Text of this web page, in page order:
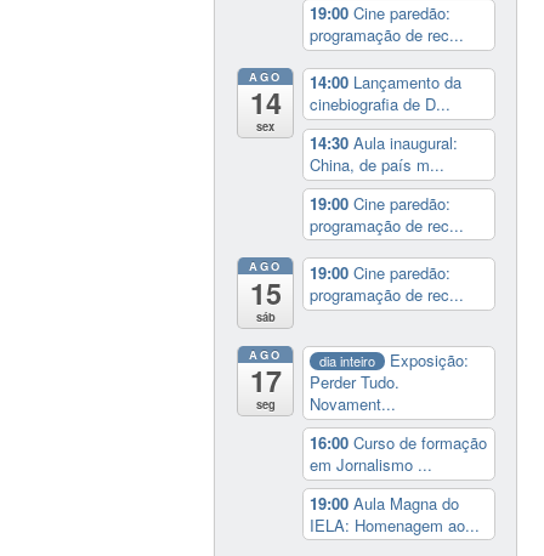
19:00Cine paredão:
programação de rec...
AGO
14
sex
14:00 Lançamento da
cinebiografia de D...
14:30Aula inaugural:
China, de país m...
19:00Cine paredão:
programação de rec...
AGO
15
sáb
19:00Cine paredão:
programação de rec...
AGO
17
seg
dia inteiro
Exposição:
Perder Tudo.
Novament...
16:00Curso de formação
em Jornalismo ...
19:00Aula Magna do
IELA: Homenagem ao...